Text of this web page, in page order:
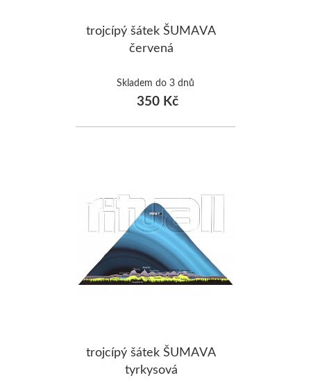
trojcípý šátek ŠUMAVA
červená
Skladem do 3 dnů
350 Kč
trojcípý šátek ŠUMAVA
tyrkysová